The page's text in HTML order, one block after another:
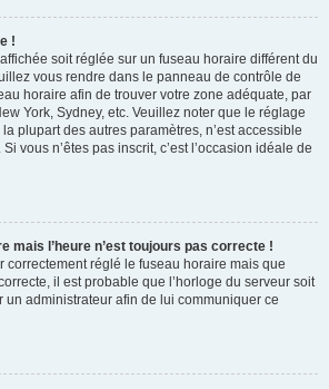
!
affichée soit réglée sur un fuseau horaire différent du
vous rendre dans le panneau de contrôle de
horaire afin de trouver votre zone adéquate, par
York, Sydney, etc. Veuillez noter que le réglage
plupart des autres paramètres, n’est accessible
vous n’êtes pas inscrit, c’est l’occasion idéale de
mais l’heure n’est toujours pas correcte !
correctement réglé le fuseau horaire mais que
il est probable que l’horloge du serveur soit
un administrateur afin de lui communiquer ce